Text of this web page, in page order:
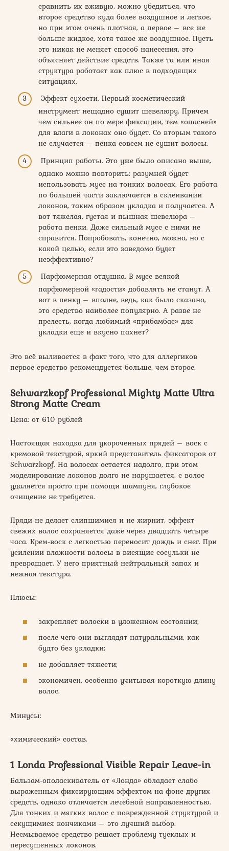
сравнить их вживую, можно убедиться, что
второе средство куда более воздушное и легкое,
но при этом очень плотная, а первое – все же
больше жидкое, хотя такое же воздушное. Пусть
это никак не меняет способ нанесения, это
объясняет действие средств. Также та или иная
структура работает как плюс в подходящих
ситуациях.
Эффект сухости. Первый косметический
инструмент нещадно сушит шевелюру. Причем
чем сильнее он по мере фиксации, тем «опасней»
для влаги в локонах оно будет. Со вторым такого
не случается – пенка совсем не сушит волосы.
Принцип работы. Это уже было описано выше,
однако можно повторить: разумней будет
использовать мусс на тонких волосах. Его работа
по большей части заключается в склеивании
локонов, таким образом укладка и получается. А
вот тяжелая, густая и пышная шевелюра –
работа пенки. Даже сильный мусс с ними не
справится. Попробовать, конечно, можно, но с
какой целью, если это заведомо будет
неэффективно?
Парфюмерная отдушка. В мусс всякой
парфюмерной «гадости» добавлять не станут. А
вот в пенку – вполне, ведь, как было сказано,
это средство наиболее популярно. А разве не
прелесть, когда любимый «прибамбас» для
укладки еще и вкусно пахнет?
Это всё выливается в факт того, что для аллергиков
первое средство рекомендуется больше, чем второе.
Schwarzkopf Professional Mighty Matte Ultra
Strong Matte Cream
Цена: от 610 рублей
Настоящая находка для укороченных прядей – воск с
кремовой текстурой, яркий представитель фиксаторов от
Schwarzkopf. На волосах остается надолго, при этом
моделирование локонов долго не нарушается, с волос
удаляется просто при помощи шампуня, глубокое
очищение не требуется.
Пряди не делает слипшимися и не жирнит, эффект
свежих волос сохраняется даже через двадцать четыре
часа. Крем-воск с легкостью переносит дождь и снег. При
усилении влажности волосы в висящие сосульки не
превращает. У него приятный нейтральный запах и
нежная текстура.
Плюсы:
закрепляет волоски в уложенном состоянии;
после чего они выглядят натуральными, как
будто без укладки;
не добавляет тяжести;
экономичен, особенно учитывая короткую длину
волос.
Минусы:
«химический» состав.
1 Londa Professional Visible Repair Leave-in
Бальзам-ополаскиватель от «Лонда» обладает слабо
выраженным фиксирующим эффектом на фоне других
средств, однако отличается лечебной направленностью.
Для тонких и мягких волос с поврежденной структурой и
секущимися кончиками – это лучший выбор.
Несмываемое средство решает проблему тусклых и
пересушенных локонов.